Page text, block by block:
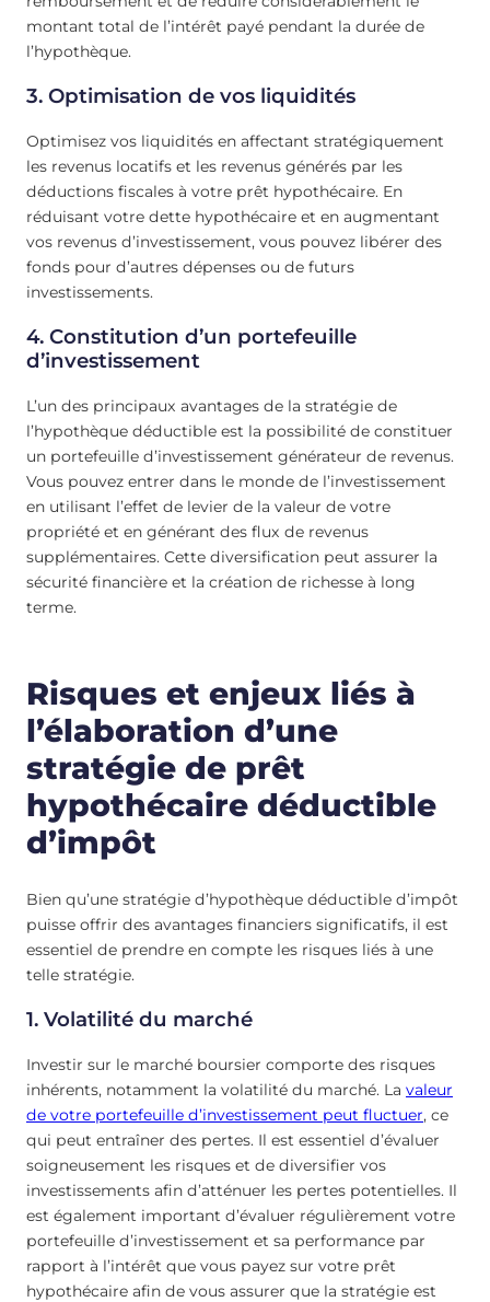
montant total de l’intérêt payé pendant la durée de
l’hypothèque.
3. Optimisation de vos liquidités
Optimisez vos liquidités en affectant stratégiquement
les revenus locatifs et les revenus générés par les
déductions fiscales à votre prêt hypothécaire. En
réduisant votre dette hypothécaire et en augmentant
vos revenus d’investissement, vous pouvez libérer des
fonds pour d’autres dépenses ou de futurs
investissements.
4. Constitution d’un portefeuille
d’investissement
L’un des principaux avantages de la stratégie de
l’hypothèque déductible est la possibilité de constituer
un portefeuille d’investissement générateur de revenus.
Vous pouvez entrer dans le monde de l’investissement
en utilisant l’effet de levier de la valeur de votre
propriété et en générant des flux de revenus
supplémentaires. Cette diversification peut assurer la
sécurité financière et la création de richesse à long
terme.
Risques et enjeux liés à
l’élaboration d’une
stratégie de prêt
hypothécaire déductible
d’impôt
Bien qu’une stratégie d’hypothèque déductible d’impôt
puisse offrir des avantages financiers significatifs, il est
essentiel de prendre en compte les risques liés à une
telle stratégie.
1. Volatilité du marché
Investir sur le marché boursier comporte des risques
inhérents, notamment la volatilité du marché. La valeur
de votre portefeuille d’investissement peut fluctuer, ce
qui peut entraîner des pertes. Il est essentiel d’évaluer
soigneusement les risques et de diversifier vos
investissements afin d’atténuer les pertes potentielles. Il
est également important d’évaluer régulièrement votre
portefeuille d’investissement et sa performance par
rapport à l’intérêt que vous payez sur votre prêt
hypothécaire afin de vous assurer que la stratégie est